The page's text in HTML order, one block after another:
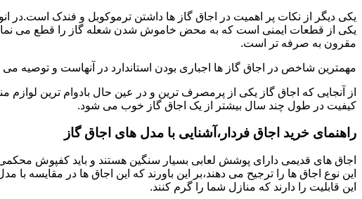
یکی دیگر از نکات پر اهمیت در اجاق گاز ها داشتن ترموکوبل و فندک است.در
یکی از قطعات ایمنی است که به محض خاموش شدن شعله گاز را قطع می نماید
مقرون به صرفه تر است.
مهمترین شاخص در اجاق گاز ها اجباری بودن استاندارد در آنهاست و توصیه
از آنجایی که اجاق گاز یکی از پرمصرف ترین و در عین حال بادوام ترین
کیفیت در طول چند سال بیشتر از یک اجاق گاز خوب می شود.
راهنمای خرید اجاق فردار،آشنایی با مدل های اجاق گاز
اجاق های قدیمی دارای پوشش لعابی بسیار سنگین هستند و باید کفپوش
این نوع اجاق ها را ترجیح می دهند،بر این باورند که این اجاق ها در مقایسه
این قابلیت را دارند که منازل شما را گرم کنند.